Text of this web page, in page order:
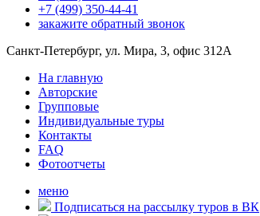
+7 (499) 350-44-41
закажите обратный звонок
Санкт-Петербург, ул. Мира, 3, офис 312А
На главную
Авторские
Групповые
Индивидуальные туры
Контакты
FAQ
Фотоотчеты
меню
Подписаться на рассылку туров в ВК